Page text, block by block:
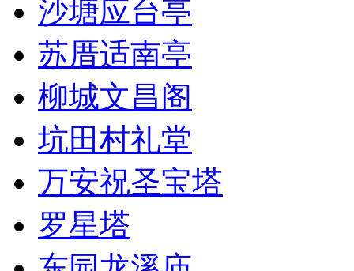
沙塘应台亭
苏厝适南亭
柳城文昌阁
坑田村礼堂
万安祝圣宝塔
罗星塔